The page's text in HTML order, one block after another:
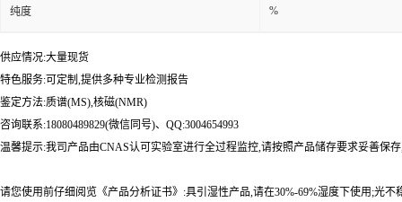
纯度 %
供应情况:大量现货
特色服务:可定制,提供多种专业检测报告
鉴定方法:质谱(MS),核磁(NMR)
咨询联系:18080489829(微信同号)、QQ:3004654993
温馨提示:我司产品由CNAS认可实验室进行全过程监控,请按照产品储存要求妥善保
请您使用前仔细阅览《产品分析证书》:具引湿性产品,请在30%-69%湿度下使用;光